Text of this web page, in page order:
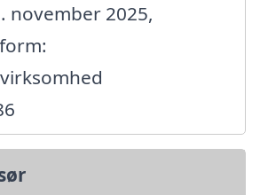
november 2025,